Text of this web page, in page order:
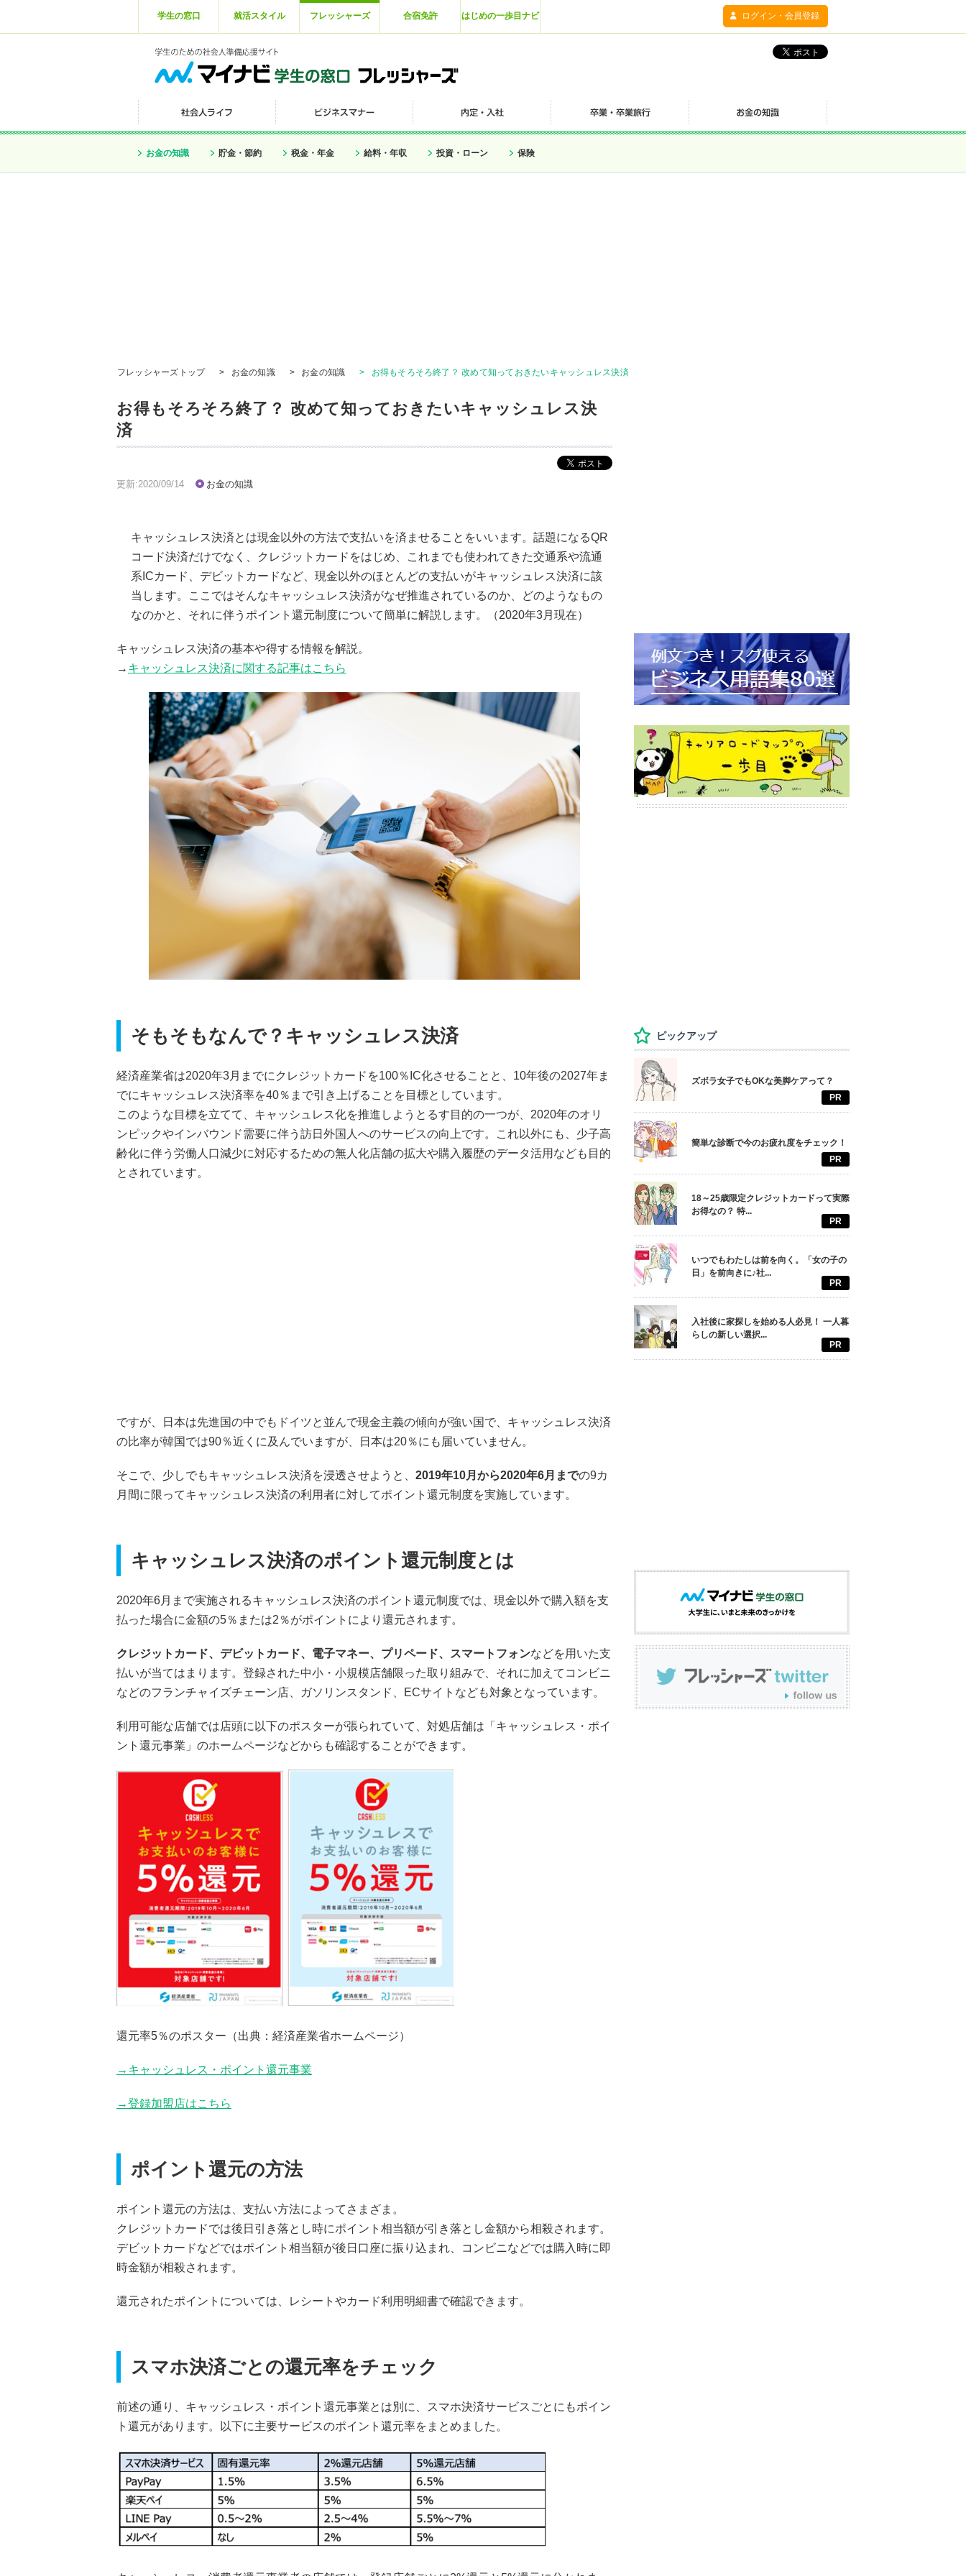
学生の窓口 就活スタイル フレッシャーズ 合宿免許 はじめの一歩目ナビ ログイン・会員登録
お金の知識 貯金・節約 税金・年金 給料・年収 投資・ローン 保険
フレッシャーズトップ > お金の知識 > お金の知識 > お得もそろそろ終了？ 改めて知っておきたいキャッシュレス決済
お得もそろそろ終了？ 改めて知っておきたいキャッシュレス決
済
更新:2020/09/14 お金の知識
キャッシュレス決済とは現金以外の方法で支払いを済ませることをいいます。話題になるQR
コード決済だけでなく、クレジットカードをはじめ、これまでも使われてきた交通系や流通
系ICカード、デビットカードなど、現金以外のほとんどの支払いがキャッシュレス決済に該
当します。ここではそんなキャッシュレス決済がなぜ推進されているのか、どのようなもの
なのかと、それに伴うポイント還元制度について簡単に解説します。（2020年3月現在）
キャッシュレス決済の基本や得する情報を解説。
→ キャッシュレス決済に関する記事はこちら
そもそもなんで？キャッシュレス決済
経済産業省は2020年3月までにクレジットカードを100％IC化させることと、10年後の2027年ま
でにキャッシュレス決済率を40％まで引き上げることを目標としています。
このような目標を立てて、キャッシュレス化を推進しようとるす目的の一つが、2020年のオリ
ンピックやインバウンド需要に伴う訪日外国人へのサービスの向上です。これ以外にも、少子高
齢化に伴う労働人口減少に対応するための無人化店舗の拡大や購入履歴のデータ活用なども目的
とされています。
ですが、日本は先進国の中でもドイツと並んで現金主義の傾向が強い国で、キャッシュレス決済
の比率が韓国では90％近くに及んでいますが、日本は20％にも届いていません。
そこで、少しでもキャッシュレス決済を浸透させようと、 2019年10月から2020年6月までの9カ
月間に限ってキャッシュレス決済の利用者に対してポイント還元制度を実施しています。
キャッシュレス決済のポイント還元制度とは
2020年6月まで実施されるキャッシュレス決済のポイント還元制度では、現金以外で購入額を支
払った場合に金額の5％または2％がポイントにより還元されます。
クレジットカード、デビットカード、電子マネー、プリペード、スマートフォンなどを用いた支
払いが当てはまります。登録された中小・小規模店舗限った取り組みで、それに加えてコンビニ
などのフランチャイズチェーン店、ガソリンスタンド、ECサイトなども対象となっています。
利用可能な店舗では店頭に以下のポスターが張られていて、対処店舗は「キャッシュレス・ポイ
ント還元事業」のホームページなどからも確認することができます。
還元率5％のポスター（出典：経済産業省ホームページ）
→キャッシュレス・ポイント還元事業
→登録加盟店はこちら
ポイント還元の方法
ポイント還元の方法は、支払い方法によってさまざま。
クレジットカードでは後日引き落とし時にポイント相当額が引き落とし金額から相殺されます。
デビットカードなどではポイント相当額が後日口座に振り込まれ、コンビニなどでは購入時に即
時金額が相殺されます。
還元されたポイントについては、レシートやカード利用明細書で確認できます。
スマホ決済ごとの還元率をチェック
前述の通り、キャッシュレス・ポイント還元事業とは別に、スマホ決済サービスごとにもポイン
ト還元があります。以下に主要サービスのポイント還元率をまとめました。
ピックアップ
ズボラ女子でもOKな美脚ケアって？
PR
簡単な診断で今のお疲れ度をチェック！
PR
18～25歳限定クレジットカードって実際
お得なの？ 特...
PR
いつでもわたしは前を向く。「女の子の
日」を前向きに♪社...
PR
入社後に家探しを始める人必見！ 一人暮
らしの新しい選択...
PR